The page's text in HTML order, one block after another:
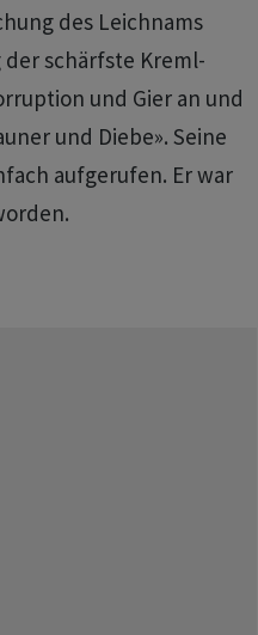
des Leichnams
schärfste Kreml-
und Gier an und
und Diebe». Seine
aufgerufen. Er war